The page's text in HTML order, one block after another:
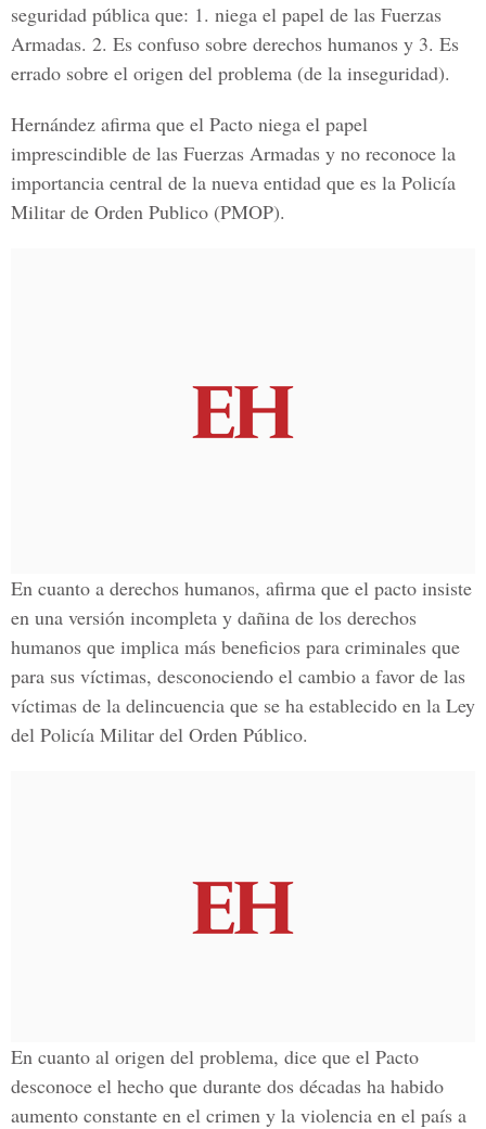
seguridad pública que: 1. niega el papel de las Fuerzas
Armadas. 2. Es confuso sobre derechos humanos y 3. Es
errado sobre el origen del problema (de la inseguridad).
Hernández afirma que el Pacto niega el papel
imprescindible de las Fuerzas Armadas y no reconoce la
importancia central de la nueva entidad que es la Policía
Militar de Orden Publico (PMOP).
En cuanto a derechos humanos, afirma que el pacto insiste
en una versión incompleta y dañina de los derechos
humanos que implica más beneficios para criminales que
para sus víctimas, desconociendo el cambio a favor de las
víctimas de la delincuencia que se ha establecido en la Ley
del Policía Militar del Orden Público.
En cuanto al origen del problema, dice que el Pacto
desconoce el hecho que durante dos décadas ha habido
aumento constante en el crimen y la violencia en el país a